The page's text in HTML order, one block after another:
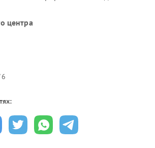
центра